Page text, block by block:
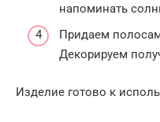
напоминать
Придаем
Декорируем
Изделие готово к